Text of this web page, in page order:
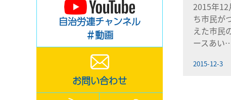
自治労連チャンネル
＃動画
お問い合わせ
2015年12
ち市民が
えた市民
ースあい
2015-12-3